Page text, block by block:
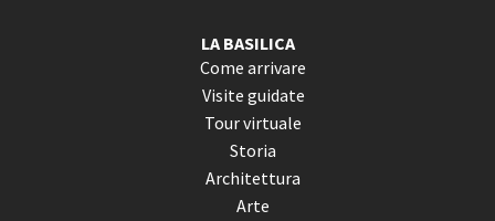
LA BASILICA
Come arrivare
Visite guidate
Tour virtuale
Storia
Architettura
Arte